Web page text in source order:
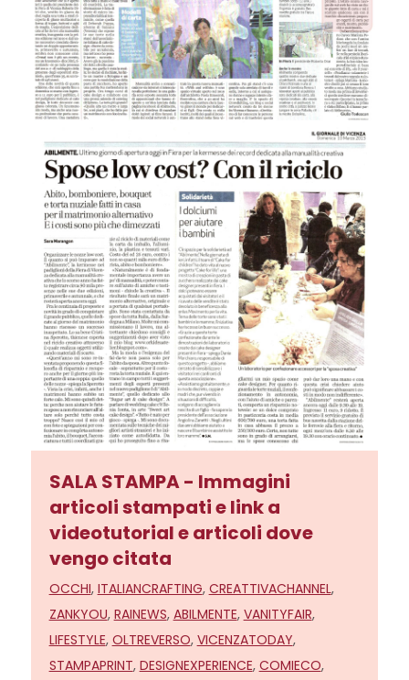
SALA STAMPA - Immagini
articoli stampati e link a
videotutorial e articoli dove
vengo citata
OCCHI, ITALIANCRAFTING, CREATTIVACHANNEL,
ZANKYOU, RAINEWS, ABILMENTE, VANITYFAIR,
LIFESTYLE, OLTREVERSO, VICENZATODAY,
STAMPAPRINT, DESIGNEXPERIENCE, COMIECO,